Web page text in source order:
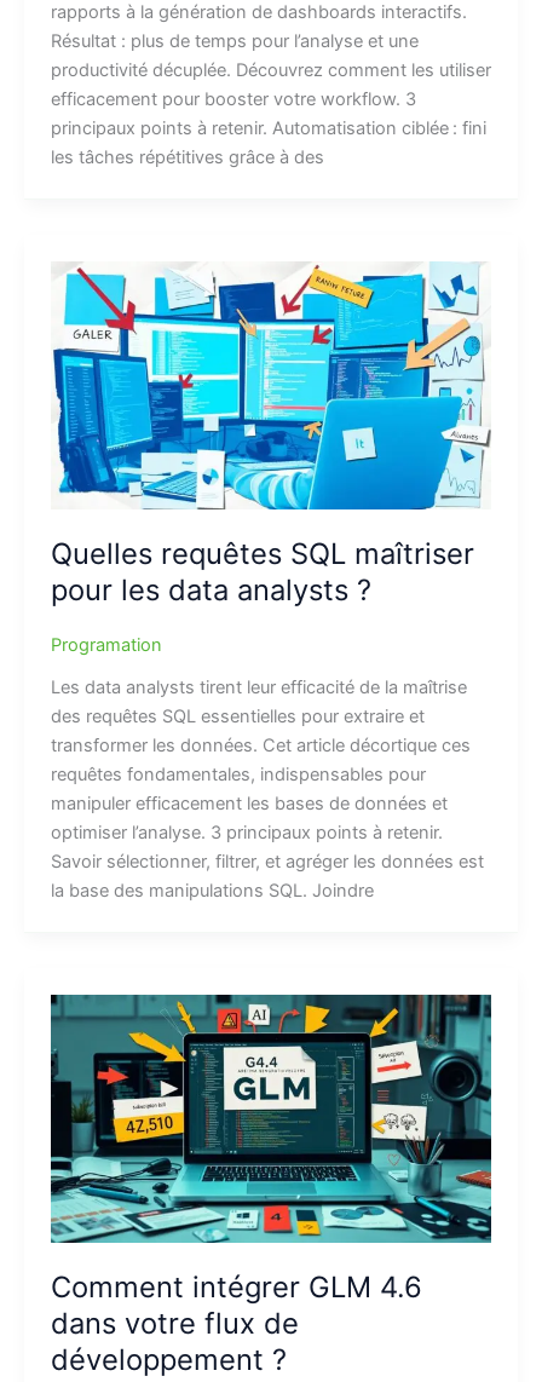
rapports à la génération de dashboards interactifs.
Résultat : plus de temps pour l’analyse et une
productivité décuplée. Découvrez comment les utiliser
efficacement pour booster votre workflow. 3
principaux points à retenir. Automatisation ciblée : fini
les tâches répétitives grâce à des
Quelles requêtes SQL maîtriser
pour les data analysts ?
Programation
Les data analysts tirent leur efficacité de la maîtrise
des requêtes SQL essentielles pour extraire et
transformer les données. Cet article décortique ces
requêtes fondamentales, indispensables pour
manipuler efficacement les bases de données et
optimiser l’analyse. 3 principaux points à retenir.
Savoir sélectionner, filtrer, et agréger les données est
la base des manipulations SQL. Joindre
Comment intégrer GLM 4.6
dans votre flux de
développement ?